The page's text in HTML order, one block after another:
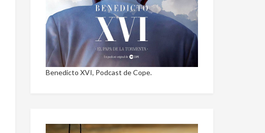
Benedicto XVI, Podcast de Cope.